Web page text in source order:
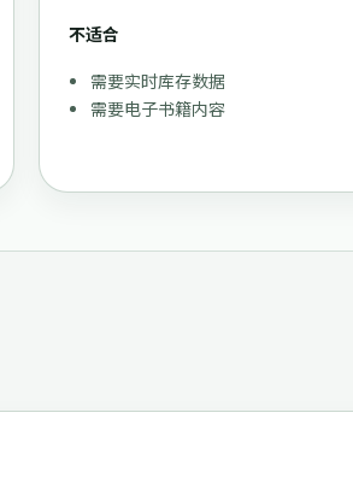
不适合
需要实时库存数据
需要电子书籍内容